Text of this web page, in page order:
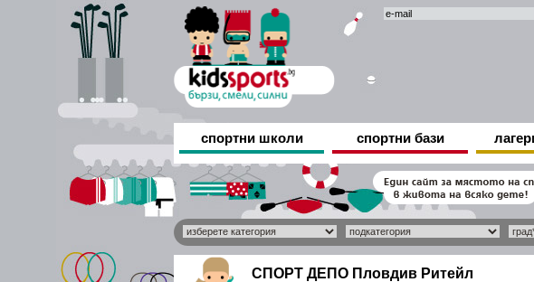
спортни школи спортни бази
СПОРТ ДЕПО Пловдив Ритейл